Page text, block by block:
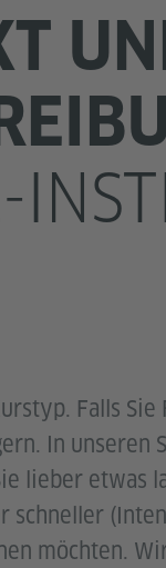
Falls Sie
In unseren
lieber etwas
schneller
möchten.